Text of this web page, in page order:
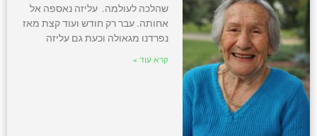
שהלכה לעולמה. עליזה נאספה אל
אחותה. עבר רק חודש ועוד קצת מאז
נפרדנו מגאולה וכעת גם עליזה
קרא עוד »